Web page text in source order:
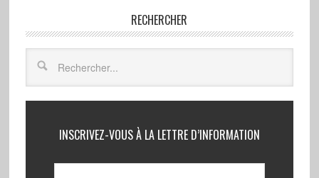
RECHERCHER
INSCRIVEZ-VOUS À LA LETTRE D’INFORMATION